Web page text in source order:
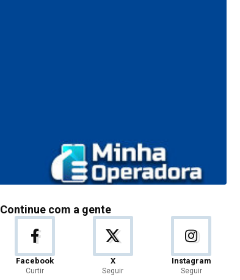
Continue com a gente
Facebook
Curtir
X
Seguir
Instagram
Seguir